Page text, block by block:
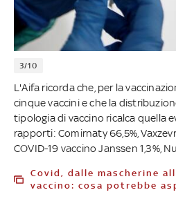
3/10
L'Aifa ricorda che, per la
cinque vaccini e che la
tipologia di vaccino ricalca quella
rapporti: Comirnaty 66,5%,
COVID-19 vaccino Janssen 1,3%,
Covid, dalle mascherine alla quarta dose di
vaccino: cosa potrebbe